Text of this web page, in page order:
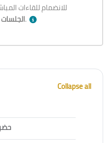
للانضمام للقاءات
بالأسفل وقت الجلسة.
Collapse all
External tool